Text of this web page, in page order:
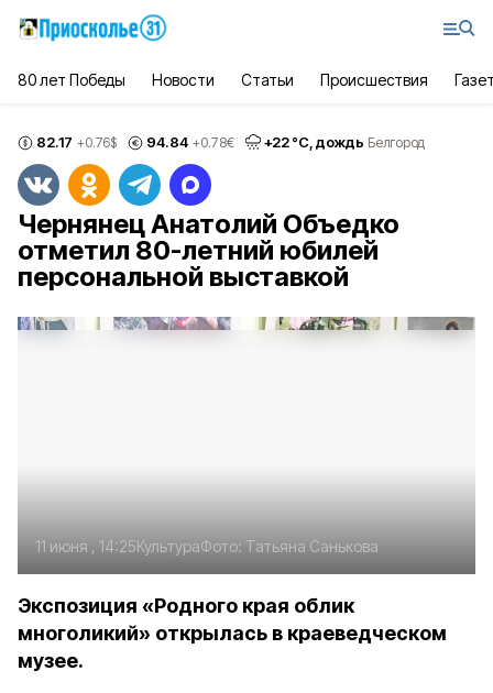
80 лет Победы Новости Статьи Происшествия
82.17 +0.76$ 94.84 +0.78€ +22°С, дождь Белгород
Чернянец Анатолий Объедко
отметил 80-летний юбилей
персональной выставкой
11 июня , 14:25КультураФото: Татьяна Санькова
Экспозиция «Родного края облик
многоликий» открылась в краеведческом
музее.